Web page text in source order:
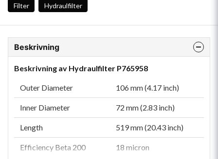
Filter Hydraulfilter
Beskrivning
Beskrivning av Hydraulfilter P765958
Outer Diameter 106 mm (4.17 inch)
Inner Diameter 72 mm (2.83 inch)
Length 519 mm (20.43 inch)
Efficiency Beta 200 18 micron